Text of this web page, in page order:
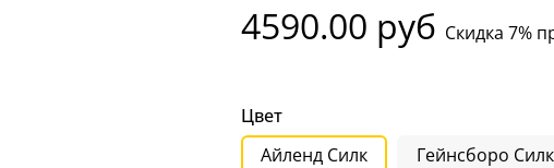
4590.00 руб Скидка 7%
Цвет
Айленд Силк
Гейнсборо Силк